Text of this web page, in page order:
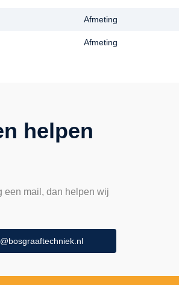
Afmeting
Afmeting
helpen
een mail, dan helpen wij